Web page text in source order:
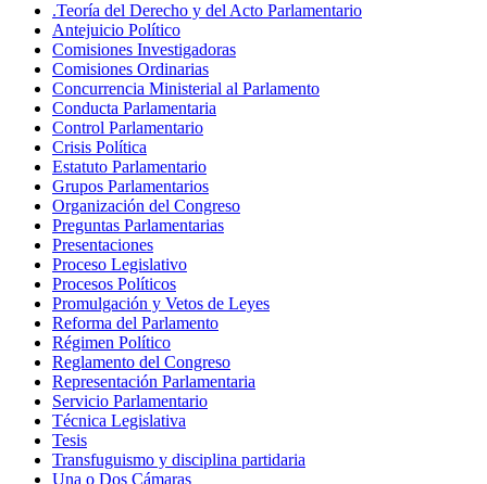
.Teoría del Derecho y del Acto Parlamentario
Antejuicio Político
Comisiones Investigadoras
Comisiones Ordinarias
Concurrencia Ministerial al Parlamento
Conducta Parlamentaria
Control Parlamentario
Crisis Política
Estatuto Parlamentario
Grupos Parlamentarios
Organización del Congreso
Preguntas Parlamentarias
Presentaciones
Proceso Legislativo
Procesos Políticos
Promulgación y Vetos de Leyes
Reforma del Parlamento
Régimen Político
Reglamento del Congreso
Representación Parlamentaria
Servicio Parlamentario
Técnica Legislativa
Tesis
Transfuguismo y disciplina partidaria
Una o Dos Cámaras